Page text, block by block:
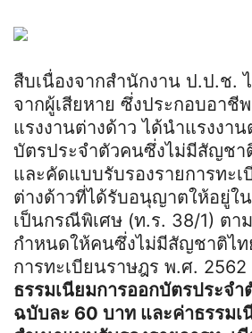
สืบเนื่องจากสำนักงาน ป.ป.ช.
จากผู้เสียหาย ซึ่งประกอบอาชี
แรงงานต่างด้าว ได้นำแรงงาน
บัตรประจำตัวคนซึ่งไม่มีสัญชา
และคัดแบบรับรองรายการทะ
ต่างด้าวที่ได้รับอนุญาตให้อยู่ใ
เป็นกรณีพิเศษ (ท.ร. 38/1) ตา
กำหนดให้คนซึ่งไม่มีสัญชาติไท
การทะเบียนราษฎร พ.ศ. 2562
ธรรมเนียมการออกบัตรประจ
ฉบับละ 60 บาท และค่าธรรม